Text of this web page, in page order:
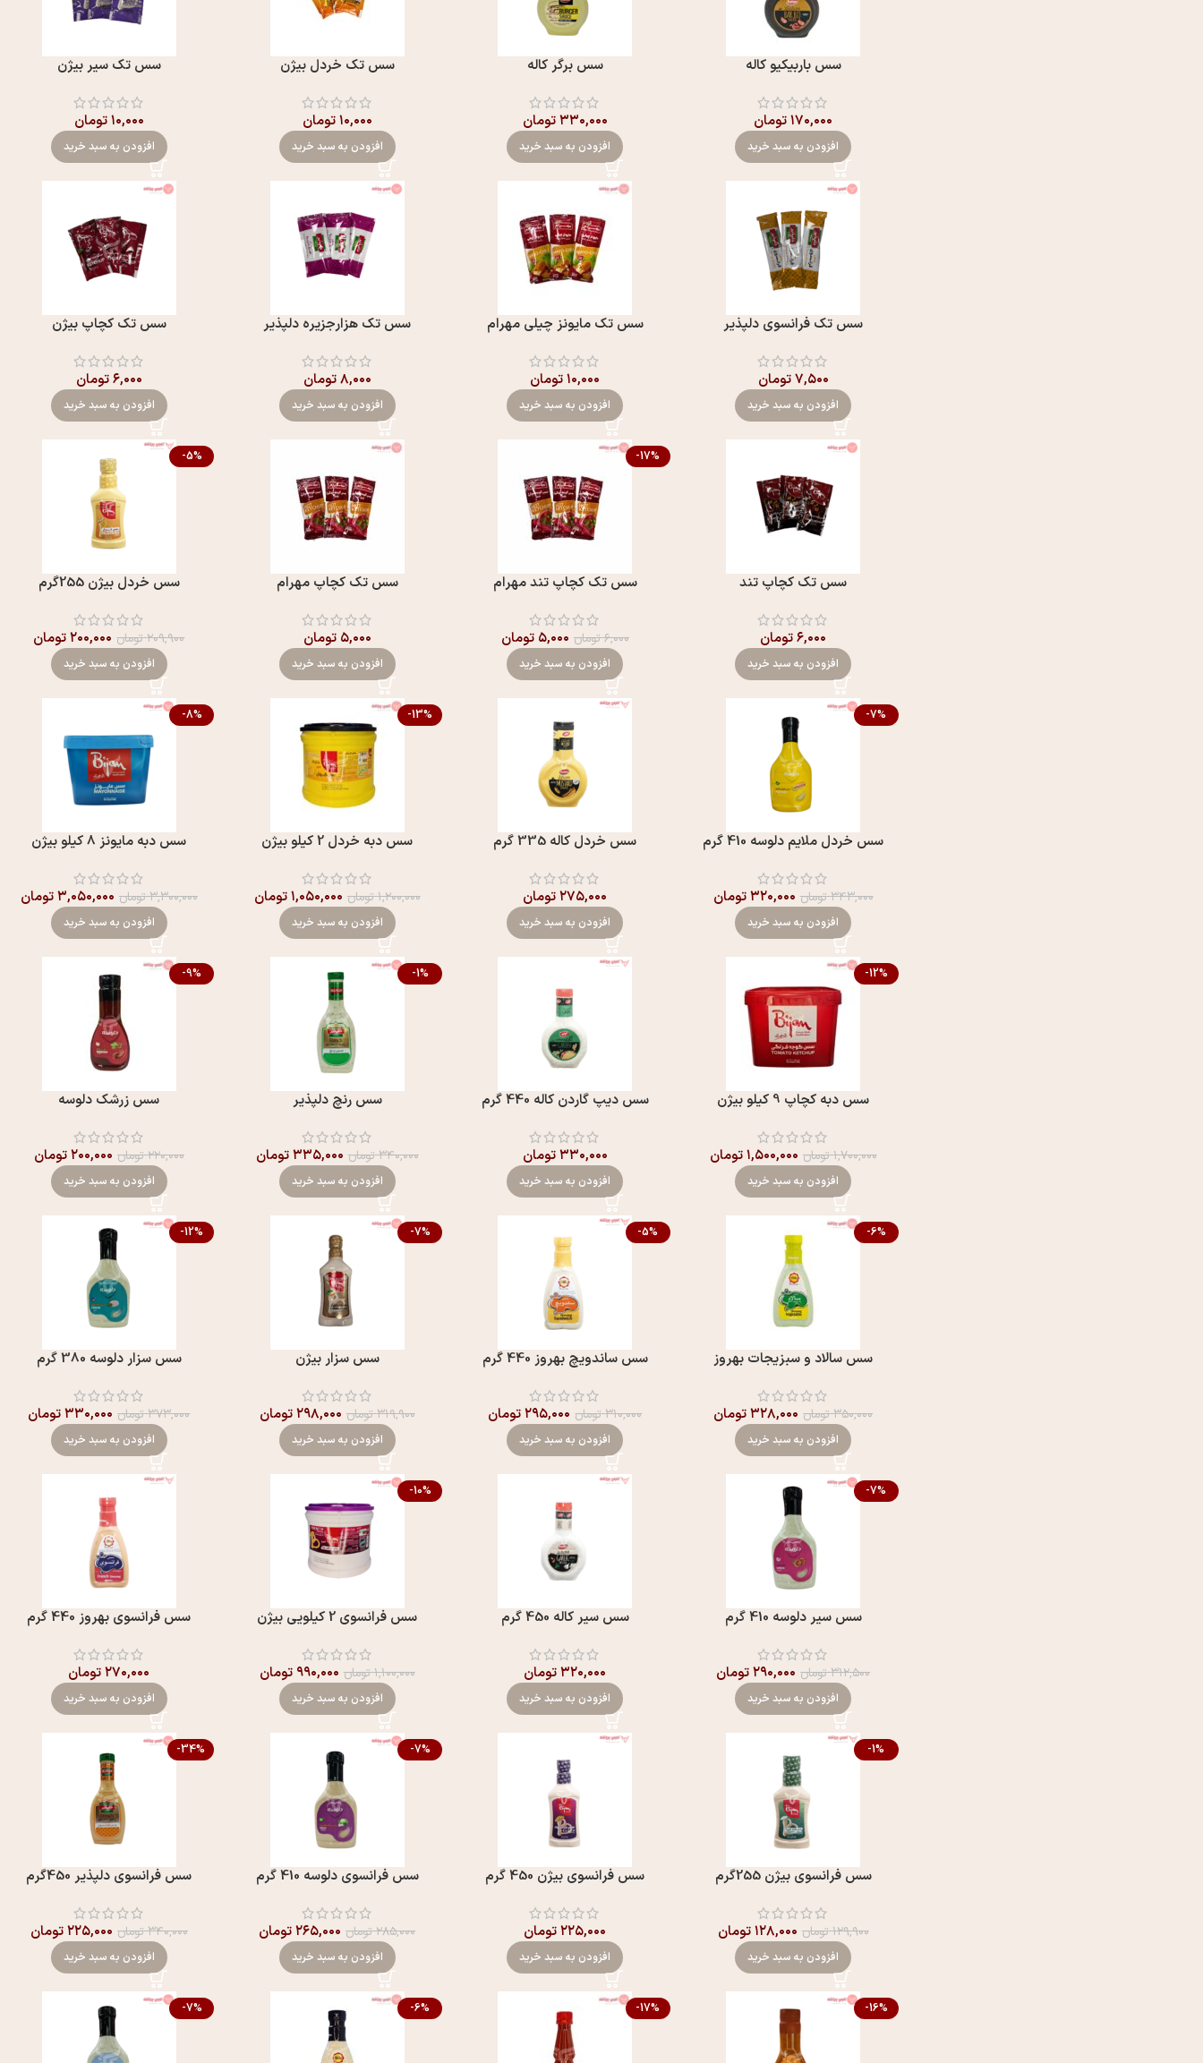
سس باربیکیو کاله
۱۷۰,۰۰۰تومان
افزودن به سبد خرید
سس برگر کاله
۳۳۰,۰۰۰تومان
افزودن به سبد خرید
سس تک خردل بيژن
۱۰,۰۰۰تومان
افزودن به سبد خرید
سس تک سیر بيژن
۱۰,۰۰۰تومان
افزودن به سبد خرید
سس تک فرانسوی دلپذير
۷,۵۰۰تومان
افزودن به سبد خرید
سس تک مایونز چیلی مهرام
۱۰,۰۰۰تومان
افزودن به سبد خرید
سس تک هزارجزیره دلپذير
۸,۰۰۰تومان
افزودن به سبد خرید
سس تک کچاپ بيژن
۶,۰۰۰تومان
افزودن به سبد خرید
سس تک کچاپ تند
۶,۰۰۰تومان
افزودن به سبد خرید
-17%
سس تک کچاپ تند مهرام
۶,۰۰۰تومان ۵,۰۰۰ تومان
افزودن به سبد خرید
سس تک کچاپ مهرام
۵,۰۰۰ تومان
افزودن به سبد خرید
-5%
سس خردل بيژن 255گرم
۲۰۹,۹۰۰تومان ۲۰۰,۰۰۰تومان
افزودن به سبد خرید
-7%
سس خردل ملايم دلوسه 410 گرم
۳۴۳,۰۰۰تومان ۳۲۰,۰۰۰تومان
افزودن به سبد خرید
سس خردل کاله 335 گرم
۲۷۵,۰۰۰تومان
افزودن به سبد خرید
-13%
سس دبه خردل 2 کیلو بیژن
۱,۲۰۰,۰۰۰تومان ۱,۰۵۰,۰۰۰تومان
افزودن به سبد خرید
-8%
سس دبه مايونز 8 کیلو بیژن
۳,۳۰۰,۰۰۰تومان ۳,۰۵۰,۰۰۰تومان
افزودن به سبد خرید
-12%
سس دبه کچاپ 9 کیلو بیژن
۱,۷۰۰,۰۰۰تومان ۱,۵۰۰,۰۰۰تومان
افزودن به سبد خرید
سس ديپ گاردن کاله 440 گرم
۳۳۰,۰۰۰تومان
افزودن به سبد خرید
-1%
سس رنچ دلپذير
۳۴۰,۰۰۰تومان ۳۳۵,۰۰۰تومان
افزودن به سبد خرید
-9%
سس زرشک دلوسه
۲۲۰,۰۰۰تومان ۲۰۰,۰۰۰تومان
افزودن به سبد خرید
-6%
سس سالاد و سبزیجات بهروز
۳۵۰,۰۰۰تومان ۳۲۸,۰۰۰تومان
افزودن به سبد خرید
-5%
سس ساندويچ بهروز 440 گرم
۳۱۰,۰۰۰تومان ۲۹۵,۰۰۰تومان
افزودن به سبد خرید
-7%
سس سزار بیژن
۳۱۹,۹۰۰تومان ۲۹۸,۰۰۰تومان
افزودن به سبد خرید
-12%
سس سزار دلوسه 380 گرم
۳۷۳,۰۰۰تومان ۳۳۰,۰۰۰تومان
افزودن به سبد خرید
-7%
سس سير دلوسه 410 گرم
۳۱۲,۵۰۰تومان ۲۹۰,۰۰۰تومان
افزودن به سبد خرید
سس سير کاله 450 گرم
۳۲۰,۰۰۰تومان
افزودن به سبد خرید
-10%
سس فرانسوی 2 کیلویی بیژن
۱,۱۰۰,۰۰۰تومان ۹۹۰,۰۰۰ تومان
افزودن به سبد خرید
سس فرانسوی بهروز 440 گرم
۲۷۰,۰۰۰تومان
افزودن به سبد خرید
-1%
سس فرانسوی بيژن 255گرم
۱۲۹,۹۰۰تومان ۱۲۸,۰۰۰تومان
افزودن به سبد خرید
سس فرانسوی بيژن 450 گرم
۲۲۵,۰۰۰تومان
افزودن به سبد خرید
-7%
سس فرانسوی دلوسه 410 گرم
۲۸۵,۰۰۰تومان ۲۶۵,۰۰۰تومان
افزودن به سبد خرید
-34%
سس فرانسوی دلپذير 450گرم
۳۴۰,۰۰۰تومان ۲۲۵,۰۰۰تومان
افزودن به سبد خرید
-16%
-17%
-6%
-7%